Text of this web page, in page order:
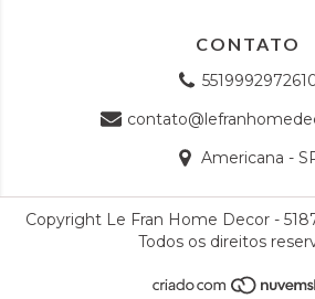
CONTATO
Americana -
Copyright Le Fran Home Decor -
Todos os direitos